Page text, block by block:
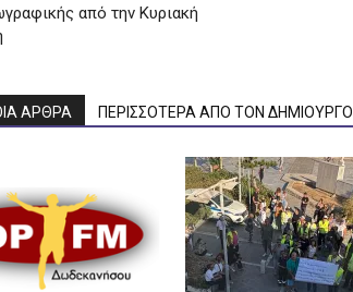
από την Κυριακή
ΑΡΘΡΑ ΠΕΡΙΣΣΟΤΕΡΑ ΑΠΟ ΤΟΝ ΔΗΜΙΟΥΡΓΟ